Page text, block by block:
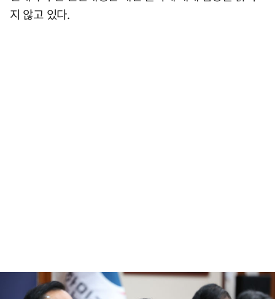
지 않고 있다.